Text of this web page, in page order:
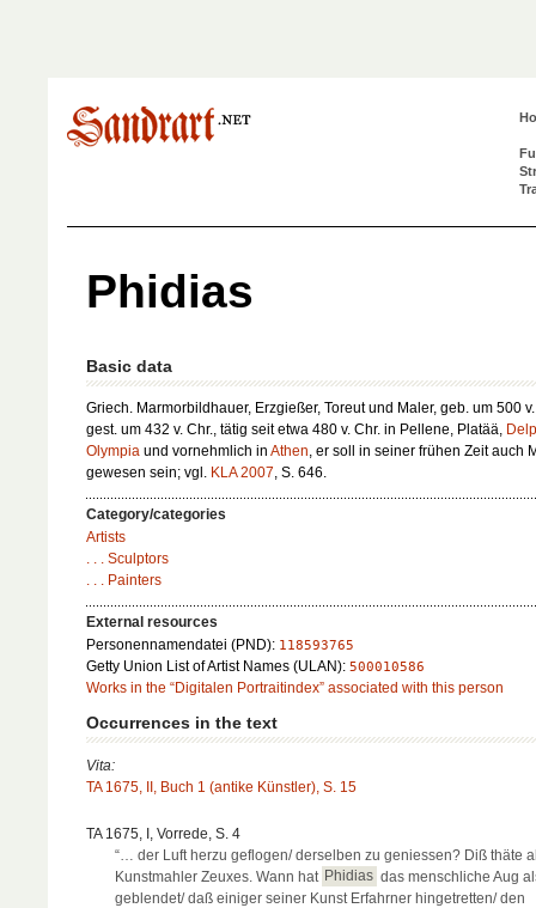
Phidias
Basic data
Griech. Marmorbildhauer, Erzgießer, Toreut und Maler, geb. um 500
gest. um 432 v. Chr., tätig seit etwa 480 v. Chr. in Pellene, Platää,
Olympia und vornehmlich in Athen, er soll in seiner frühen Zeit auch
gewesen sein; vgl. KLA 2007, S. 646.
Category/categories
Artists
. . . Sculptors
. . . Painters
External resources
Personennamendatei (PND): 118593765
Getty Union List of Artist Names (ULAN): 500010586
Works in the “Digitalen Portraitindex” associated with this person
Occurrences in the text
Vita:
TA 1675, II, Buch 1 (antike Künstler), S. 15
TA 1675, I, Vorrede, S. 4
“… der Luft herzu geflogen/ derselben zu geniessen? Diß thäte
Kunstmahler Zeuxes. Wann hat Phidias das menschliche Aug
geblendet/ daß einiger seiner Kunst Erfahrner hingetretten/ den